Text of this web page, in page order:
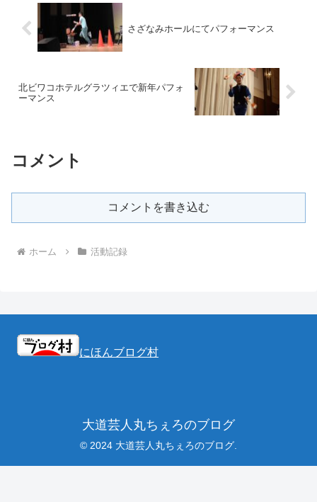
さざなみホールにてパフォーマンス
北ビワコホテルグラツィエで新年パフォ
ーマンス
コメント
コメントを書き込む
ホーム 活動記録
にほんブログ村
大道芸人丸ちぇろのブログ
© 2024 大道芸人丸ちぇろのブログ.